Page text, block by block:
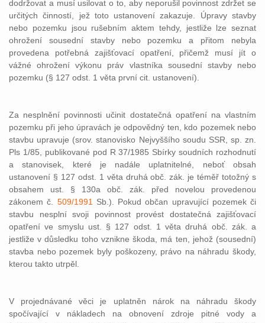
dodržovat a musí usilovat o to, aby neporušil povinnost zdržet se
určitých činností, jež toto ustanovení zakazuje. Úpravy stavby
nebo pozemku jsou rušebním aktem tehdy, jestliže lze seznat
ohrožení sousední stavby nebo pozemku a přitom nebyla
provedena potřebná zajišťovací opatření, přičemž musí jít o
vážné ohrožení výkonu práv vlastníka sousední stavby nebo
pozemku (§ 127 odst. 1 věta první cit. ustanovení).
Za nesplnění povinnosti učinit dostatečná opatření na vlastním
pozemku při jeho úpravách je odpovědný ten, kdo pozemek nebo
stavbu upravuje (srov. stanovisko Nejvyššího soudu SSR, sp. zn.
Pls 1/85, publikované pod R 37/1985 Sbírky soudních rozhodnutí
a stanovisek, které je nadále uplatnitelné, neboť obsah
ustanovení § 127 odst. 1 věta druhá obč. zák. je téměř totožný s
obsahem ust. § 130a obč. zák. před novelou provedenou
zákonem č. 509/1991
Sb.). Pokud občan upravující pozemek či
stavbu nesplní svoji povinnost provést dostatečná zajišťovací
opatření ve smyslu ust. § 127 odst. 1 věta druhá obč. zák. a
jestliže v důsledku toho vznikne škoda, má ten, jehož (sousední)
stavba nebo pozemek byly poškozeny, právo na náhradu škody,
kterou takto utrpěl.
V projednávané věci je uplatněn nárok na náhradu škody
spočívající v nákladech na obnovení zdroje pitné vody a